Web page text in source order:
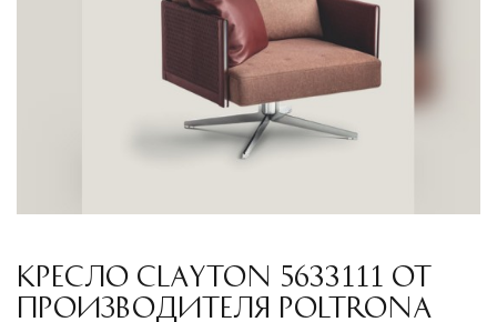
КРЕСЛО CLAYTON 5633111 ОТ
ПРОИЗВОДИТЕЛЯ POLTRONA